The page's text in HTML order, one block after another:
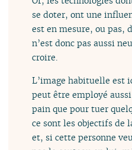
se doter, ont une
est en mesure, ou pas,
n’est donc pas aussi
croire.
L’image habituelle est
peut être employé
pain que pour tuer
ce sont les objectifs de
et, si cette personne